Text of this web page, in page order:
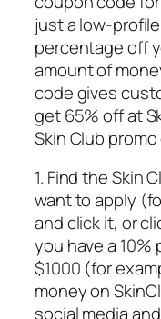
just a low-
percentage off
amount of
code gives
get 65% off at
Skin Club
1. Find the Skin
want to apply
and click it, or
you have a
$1000 (for
money on
social media